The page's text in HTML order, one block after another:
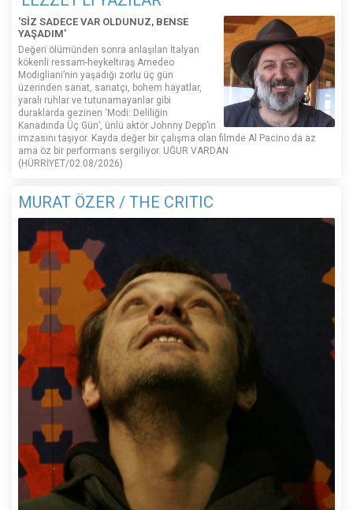
'SİZ SADECE VAR OLDUNUZ, BENSE
YAŞADIM'
Değeri ölümünden sonra anlaşılan İtalyan
kökenli ressam-heykeltıraş Amedeo
Modigliani’nin yaşadığı zorlu üç gün
üzerinden sanat, sanatçı, bohem hayatlar,
yaralı ruhlar ve tutunamayanlar gibi
duraklarda gezinen ‘Modi: Deliliğin
Kanadında Üç Gün’, ünlü aktör Johnny Depp’in
imzasını taşıyor. Kayda değer bir çalışma olan filmde Al Pacino da az
ama öz bir performans sergiliyor. UĞUR VARDAN
(HÜRRİYET/02.08/2026)
MURAT ÖZER / THE CRITIC